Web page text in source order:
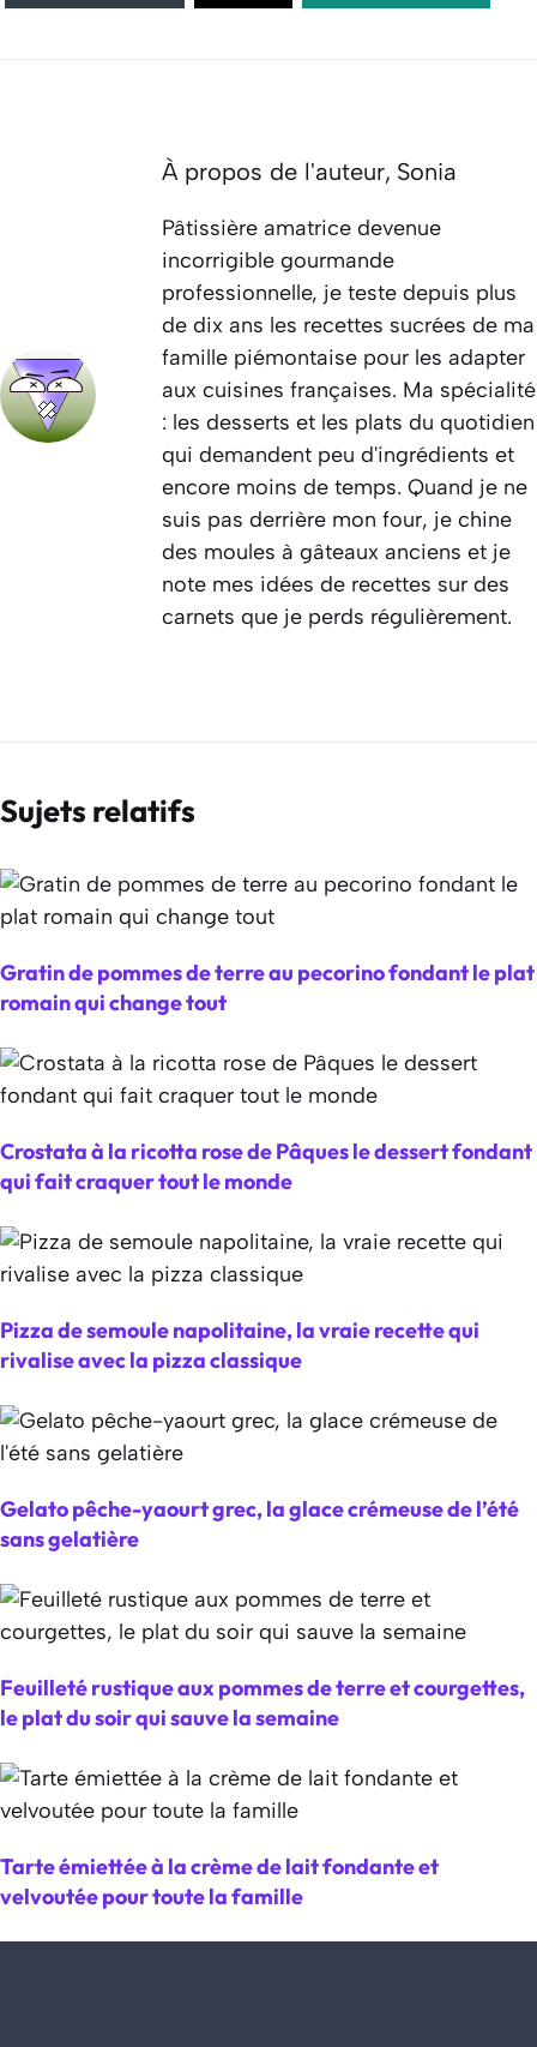
À propos de l'auteur, Sonia
Pâtissière amatrice devenue
incorrigible gourmande
professionnelle, je teste depuis plus
de dix ans les recettes sucrées de ma
famille piémontaise pour les adapter
aux cuisines françaises. Ma spécialité
: les desserts et les plats du quotidien
qui demandent peu d'ingrédients et
encore moins de temps. Quand je ne
suis pas derrière mon four, je chine
des moules à gâteaux anciens et je
note mes idées de recettes sur des
carnets que je perds régulièrement.
Sujets relatifs
Gratin de pommes de terre au pecorino fondant le plat
romain qui change tout
Crostata à la ricotta rose de Pâques le dessert fondant
qui fait craquer tout le monde
Pizza de semoule napolitaine, la vraie recette qui
rivalise avec la pizza classique
Gelato pêche-yaourt grec, la glace crémeuse de l’été
sans gelatière
Feuilleté rustique aux pommes de terre et courgettes,
le plat du soir qui sauve la semaine
Tarte émiettée à la crème de lait fondante et
velvoutée pour toute la famille